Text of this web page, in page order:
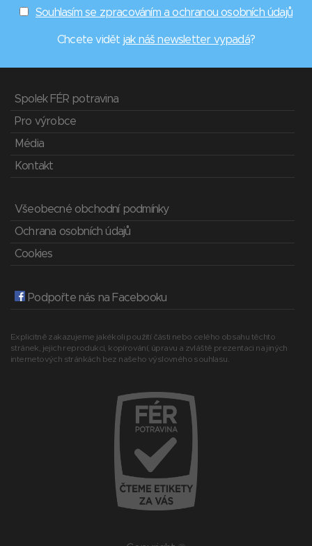
Souhlasím se zpracováním a ochranou osobních údajů
Chcete vidět jak náš newsletter vypadá?
Spolek FÉR potravina
Pro výrobce
Média
Kontakt
Všeobecné obchodní podmínky
Ochrana osobních údajů
Cookies
Podpořte nás na Facebooku
Explicitně zakazujeme jakékoli použití části nebo celého obsahu těchto
stránek, jejich reprodukci, kopírování, úpravu a zvláště prezentaci na jiných
internetových stránkách bez našeho výslovného souhlasu.